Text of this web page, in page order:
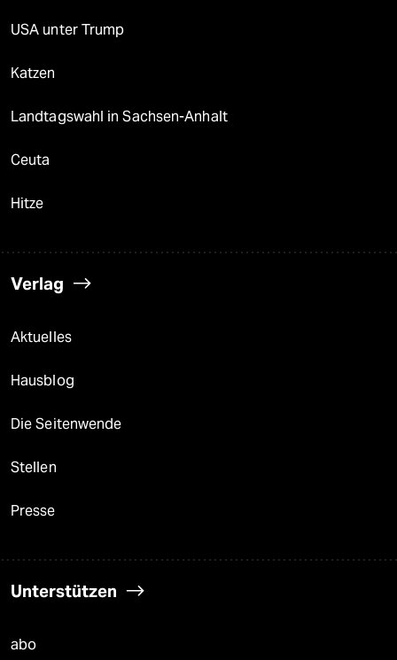
USA unter Trump
Katzen
Landtagswahl in Sachsen-Anhalt
Ceuta
Hitze
Verlag
Aktuelles
Hausblog
Die Seitenwende
Stellen
Presse
Unterstützen
abo